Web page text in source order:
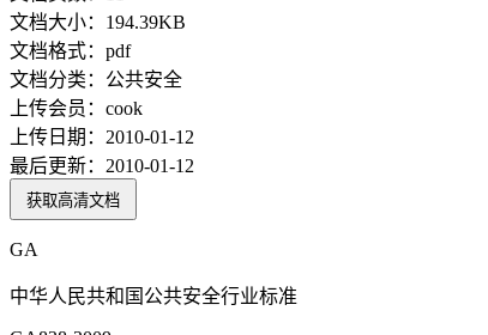
文档大小： 194.39KB
文档格式： pdf
文档分类： 公共安全
上传会员： cook
上传日期： 2010-01-12
最后更新： 2010-01-12
获取高清文档
GA
中华人民共和国公共安全行业标准